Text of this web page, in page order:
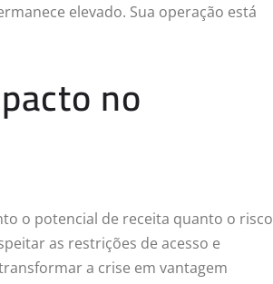
elevado. Sua operação está
no
o potencial de receita quanto o risco
as restrições de acesso e
a crise em vantagem